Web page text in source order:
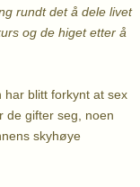
rundt det å dele livet
og de higet etter å
har blitt forkynt at sex
de gifter seg, noen
skyhøye